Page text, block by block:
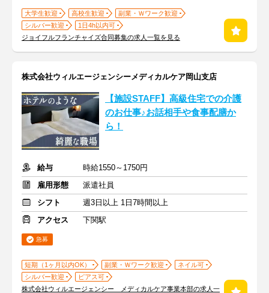
大学生歓迎 高校生歓迎
副業・Ｗワーク歓迎
シルバー歓迎
1日4h以内可
ジョイフルフランチャイズ合同募集の求人一覧を見る
株式会社ウィルエージェンシーメディカルケア岡山支店
【施設STAFF】高級住宅での介護
のお仕事♪お話相手や食事配膳か
ら！
給与
時給1550～1750円
雇用形態
派遣社員
シフト
週3日以上 1日7時間以上
アクセス
下関駅
急募
短期（1ヶ月以内OK） 副業・Ｗワーク歓迎
ネイル可
シルバー歓迎
ピアス可
株式会社ウィルエージェンシー メディカルケア事業本部の求人一